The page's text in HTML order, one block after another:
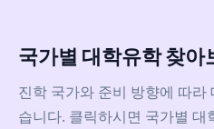
국가별 대학유학 찾아
진학 국가와 준비 방향에 따
습니다. 클릭하시면 국가별 대